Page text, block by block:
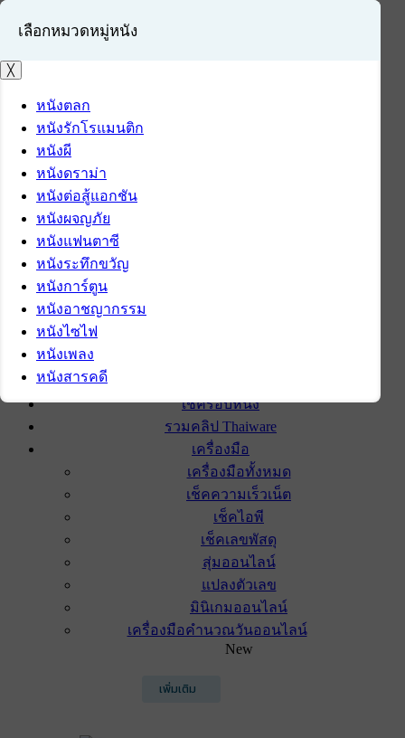
เข้าสู่ระบบ
สมัครสมาชิก
เช็ครอบหนัง
รวมคลิป Thaiware
เครื่องมือ
เครื่องมือทั้งหมด
เช็คความเร็วเน็ต
เช็คไอพี
เช็คเลขพัสดุ
สุ่มออนไลน์
แปลงตัวเลข
มินิเกมออนไลน์
เครื่องมือคำนวณวันออนไลน์
New
เพิ่มเติม
เลือกหมวดหมู่หนัง
╳
หนังตลก
หนังรักโรแมนติก
หนังผี
หนังดราม่า
หนังต่อสู้แอกชัน
หนังผจญภัย
หนังแฟนตาซี
หนังระทึกขวัญ
หนังการ์ตูน
หนังอาชญากรรม
หนังไซไฟ
หนังเพลง
หนังสารคดี